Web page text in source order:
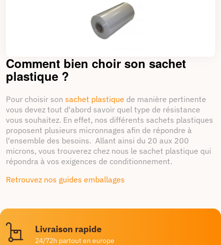
dans une variété de tailles et de couleurs pour
s'adapter à toutes les occasions.
Chapitre 3 : Les Avantages des Sacs et
Sachets Plastiques Packdiscount
Protection et Sécurité: Nos sacs et sachets
plastiques offrent une protection efficace contre
l'humidité, la poussière, et les dommages pendant le
jusqu'à leur destination finale.
Polyvalence et Adaptabilité: Que vous soyez un
détaillant en ligne, un fabricant, ou un revendeur, nos
sacs et sachets plastiques sont disponibles dans une
variété de tailles, de formes et de styles pour
répondre à tous vos besoins d'emballage.
Facilité d'Utilisation: Avec leurs fermetures
sachets plastiques sont faciles à manipuler et à
utiliser, ce qui vous permet de gagner du temps et
Chapitre 4 : Comment Packdiscount
Peut Améliorer Votre Expérience d'E-
Commerce
Comment bien choir son sachet
plastique ?
Pour choisir son sachet plastique de manière pertinente
vous devez tout d'abord savoir quel type de résistance
vous souhaitez. En effet, nos différents sachets plastiques
proposent plusieurs micronnages afin de répondre à
l'ensemble des besoins. Allant ainsi du 20 aux 200
microns, vous trouverez chez nous le sachet plastique qui
répondra à vos exigences de conditionnement.
Retrouvez nos guides emballages
Livraison rapide
24/72h partout en europe